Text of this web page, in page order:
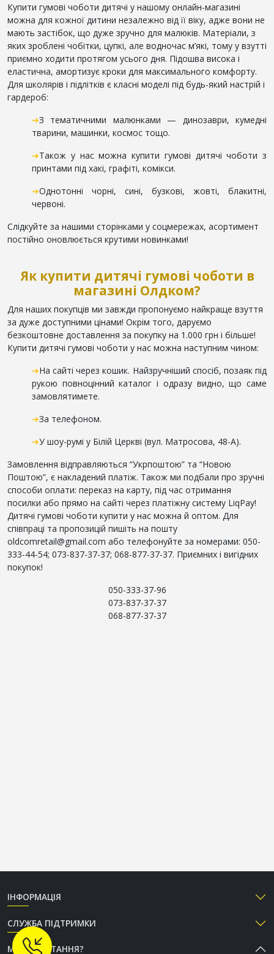
Купити гумові чоботи дитячі у нашому онлайн-магазині
можна для кожної дитини незалежно від її віку, адже вони не
мають застібок, що дуже зручно для малюків. Матеріали, з
яких зроблені чобітки, цупкі, але водночас м’які, тому у взутті
приємно ходити протягом усього дня. Підошва висока і
еластична, амортизує кроки для максимального комфорту.
Для школярів і підлітків є класні моделі під будь-який настрій і
гардероб:
➔З тематичними малюнками — динозаври, кумедні
тварини, машинки, космос тощо.
➔Також у нас можна купити гумові дитячі чоботи з
принтами під хакі, графіті, комікси.
➔Однотонні чорні, сині, бузкові, жовті, блакитні,
червоні.
Слідкуйте за нашими сторінками у соцмережах, асортимент
постійно оновлюється крутими новинками!
Як купити дитячі гумові чоботи в
магазині Олдком?
Для наших покупців ми завжди пропонуємо найкраще взуття
за дуже доступними цінами! Окрім того, даруємо
безкоштовне доставлення за покупку на 1.000 грн і більше!
Купити дитячі гумові чоботи у нас можна наступним чином:
➔На сайті через кошик. Найзручніший спосіб, позаяк під
рукою повноцінний каталог і одразу видно, що саме
замовлятимете.
➔За телефоном.
➔У шоу-румі у Білій Церкві (вул. Матросова, 48-А).
Замовлення відправляються “Укрпоштою” та “Новою
Поштою”, є накладений платіж. Також ми подбали про зручні
способи оплати: переказ на карту, під час отримання
посилки або прямо на сайті через платіжну систему LiqPay!
Дитячі гумові чоботи купити у нас можна й оптом. Для
співпраці та пропозицій пишіть на пошту
oldcomretail@gmail.com або телефонуйте за номерами: 050-
333-44-54; 073-837-37-37; 068-877-37-37. Приємних і вигідних
покупок!
050-333-37-96
073-837-37-37
068-877-37-37
ІНФОРМАЦІЯ
СЛУЖБА ПІДТРИМКИ
МАЄТЕ ПИТАННЯ?